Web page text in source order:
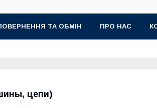
ТА ОБМІН ПРО НАС
цепи)